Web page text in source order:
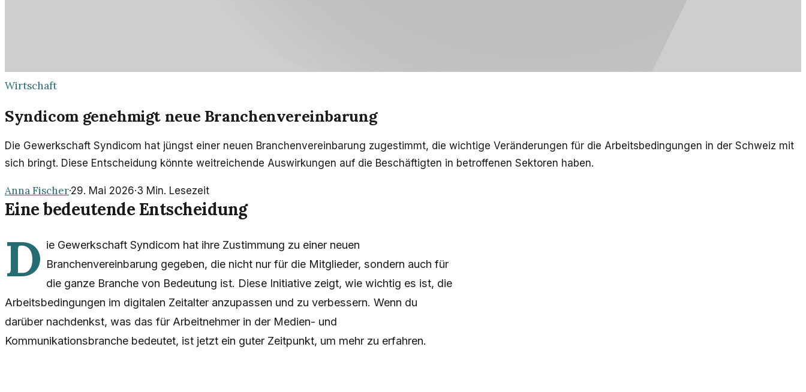
Wirtschaft
Syndicom genehmigt neue Branchenvereinbarung
Die Gewerkschaft Syndicom hat jüngst einer neuen Branchenvereinbarung zugestimmt, die wichtige Veränderungen für die Arbeitsbedingungen in der Schweiz mit
sich bringt. Diese Entscheidung könnte weitreichende Auswirkungen auf die Beschäftigten in betroffenen Sektoren haben.
Anna Fischer·29. Mai 2026·3 Min. Lesezeit
Eine bedeutende Entscheidung
D ie Gewerkschaft Syndicom hat ihre Zustimmung zu einer neuen
Branchenvereinbarung gegeben, die nicht nur für die Mitglieder, sondern auch für
die ganze Branche von Bedeutung ist. Diese Initiative zeigt, wie wichtig es ist, die
Arbeitsbedingungen im digitalen Zeitalter anzupassen und zu verbessern. Wenn du
darüber nachdenkst, was das für Arbeitnehmer in der Medien- und
Kommunikationsbranche bedeutet, ist jetzt ein guter Zeitpunkt, um mehr zu erfahren.